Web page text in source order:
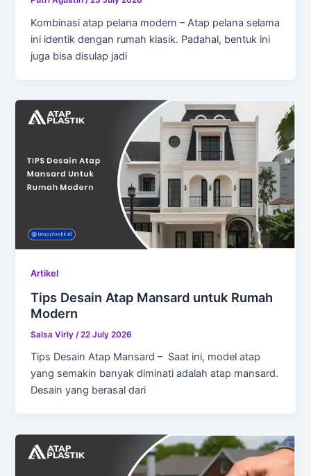
Kombinasi atap pelana modern – Atap pelana selama
ini identik dengan rumah klasik. Padahal, bentuk ini
juga bisa disulap jadi
Artikel
Tips Desain Atap Mansard untuk Rumah
Modern
Salsa Virly /22 July 2026
Tips Desain Atap Mansard – Saat ini, model atap
yang semakin banyak diminati adalah atap mansard.
Desain yang berasal dari